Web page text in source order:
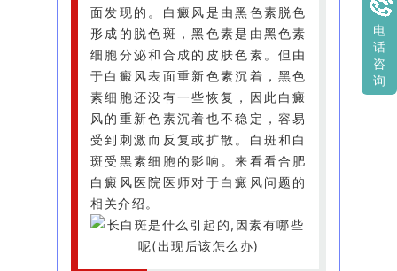
面发现的。白癜风是由黑色素脱色
形成的脱色斑，黑色素是由黑色素
细胞分泌和合成的皮肤色素。但由
于白癜风表面重新色素沉着，黑色
素细胞还没有一些恢复，因此白癜
风的重新色素沉着也不稳定，容易
受到刺激而反复或扩散。白斑和白
斑受黑素细胞的影响。来看看合肥
白癜风医院医师对于白癜风问题的
相关介绍。
电
话
咨
询